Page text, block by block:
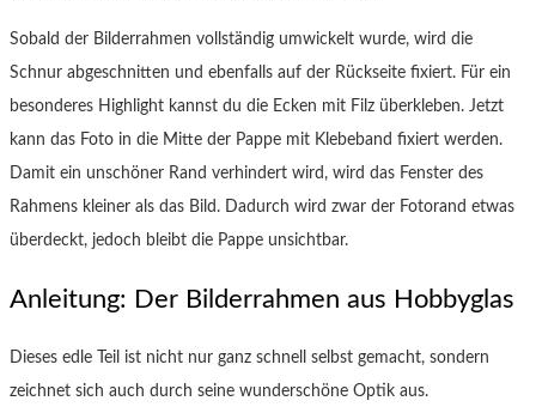
Sobald der Bilderrahmen vollständig umwickelt wurde, wird die
Schnur abgeschnitten und ebenfalls auf der Rückseite fixiert. Für ein
besonderes Highlight kannst du die Ecken mit Filz überkleben. Jetzt
kann das Foto in die Mitte der Pappe mit Klebeband fixiert werden.
Damit ein unschöner Rand verhindert wird, wird das Fenster des
Rahmens kleiner als das Bild. Dadurch wird zwar der Fotorand etwas
überdeckt, jedoch bleibt die Pappe unsichtbar.
Anleitung: Der Bilderrahmen aus Hobbyglas
Dieses edle Teil ist nicht nur ganz schnell selbst gemacht, sondern
zeichnet sich auch durch seine wunderschöne Optik aus.